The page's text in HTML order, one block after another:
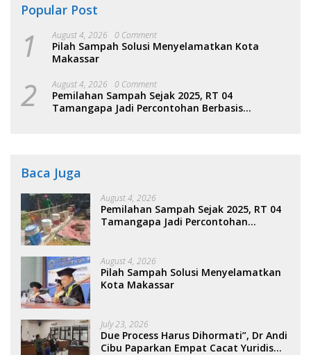
Popular Post
1 August 4, 2026 0 Comment
Pilah Sampah Solusi Menyelamatkan Kota
Makassar
2 August 4, 2026 0 Comment
Pemilahan Sampah Sejak 2025, RT 04
Tamangapa Jadi Percontohan Berbasis
Baca Juga
August 4, 2026
Pemilahan Sampah Sejak 2025, RT 04
Tamangapa Jadi Percontohan
August 4, 2026
Pilah Sampah Solusi Menyelamatkan
Kota Makassar
July 23, 2026
Due Process Harus Dihormati”, Dr Andi
Cibu Paparkan Empat Cacat Yuridis